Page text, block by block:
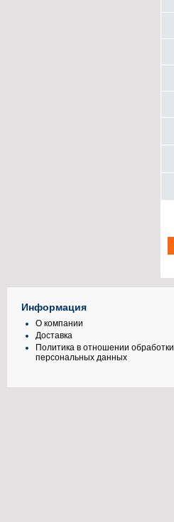
Информация
О компании
Доставка
Политика в отношении обработки
персональных данных